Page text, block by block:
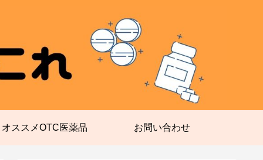
オススメOTC医薬品 お問い合わせ